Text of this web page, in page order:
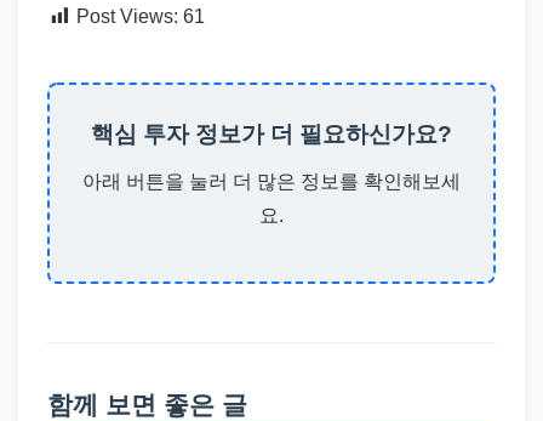
Post Views: 61
핵심 투자 정보가 더 필요하신가요?
아래 버튼을 눌러 더 많은 정보를 확인해보세
요.
함께 보면 좋은 글